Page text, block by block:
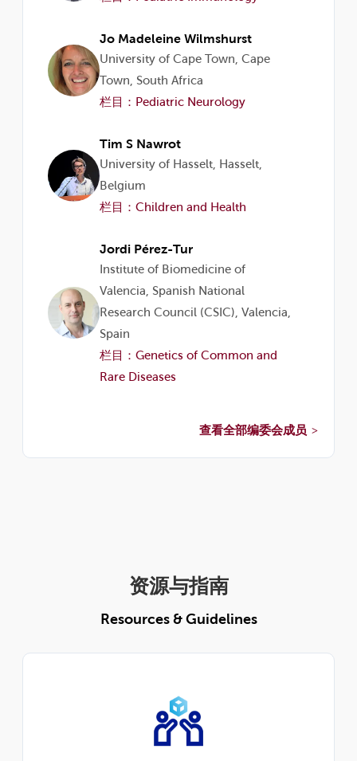
Jo Madeleine Wilmshurst
University of Cape Town, Cape
Town, South Africa
栏目：Pediatric Neurology
Tim S Nawrot
University of Hasselt, Hasselt,
Belgium
栏目：Children and Health
Jordi Pérez-Tur
Institute of Biomedicine of
Valencia, Spanish National
Research Council (CSIC), Valencia,
Spain
栏目：Genetics of Common and
Rare Diseases
查看全部编委会成员
资源与指南
Resources & Guidelines